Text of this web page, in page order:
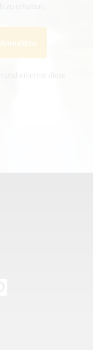
zu erhalten.
Anmelden